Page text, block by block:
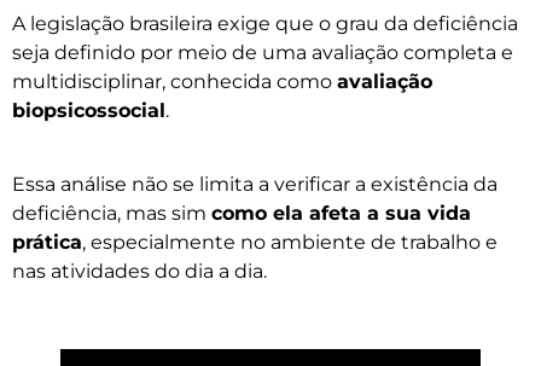
A legislação brasileira exige que o grau da deficiência
seja definido por meio de uma avaliação completa e
multidisciplinar, conhecida como avaliação
biopsicossocial.
Essa análise não se limita a verificar a existência da
deficiência, mas sim como ela afeta a sua vida
prática, especialmente no ambiente de trabalho e
nas atividades do dia a dia.